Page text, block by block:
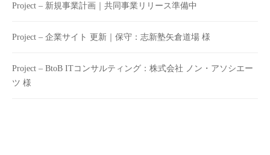
ン
承
ま
す
Project – 新規事業計画｜共同事業リリース準備中
Project – 企業サイト 更新｜保守：志新塾矢倉道場 様
Project – BtoB ITコンサルティング：株式会社 ノン・アソシエー
ツ 様